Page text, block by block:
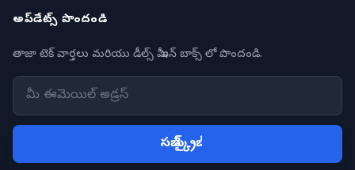
అప్‌డేట్స్ పొందండి
తాజా టెక్ వార్తలు మరియు డీల్స్ మీ ఇన్ బాక్స్ లో పొందండి.
సబ్ స్క్రైబ్